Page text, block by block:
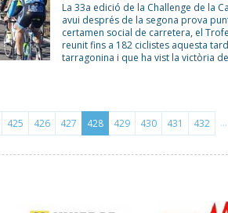
La 33a edició de la Challenge de la
avui després de la segona prova
certamen social de carretera, el
reunit fins a 182 ciclistes aquesta
tarragonina i que ha vist la victòria
425 426 427 428 429 430 431 432 …